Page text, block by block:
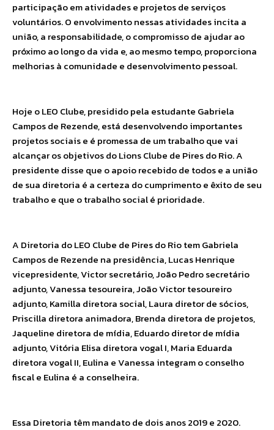
participação em atividades e projetos de serviços
voluntários. O envolvimento nessas atividades incita a
união, a responsabilidade, o compromisso de ajudar ao
próximo ao longo da vida e, ao mesmo tempo, proporciona
melhorias à comunidade e desenvolvimento pessoal.
Hoje o LEO Clube, presidido pela estudante Gabriela
Campos de Rezende, está desenvolvendo importantes
projetos sociais e é promessa de um trabalho que vai
alcançar os objetivos do Lions Clube de Pires do Rio. A
presidente disse que o apoio recebido de todos e a união
de sua diretoria é a certeza do cumprimento e êxito de seu
trabalho e que o trabalho social é prioridade.
A Diretoria do LEO Clube de Pires do Rio tem Gabriela
Campos de Rezende na presidência, Lucas Henrique
vicepresidente, Victor secretário, João Pedro secretário
adjunto, Vanessa tesoureira, João Victor tesoureiro
adjunto, Kamilla diretora social, Laura diretor de sócios,
Priscilla diretora animadora, Brenda diretora de projetos,
Jaqueline diretora de mídia, Eduardo diretor de mídia
adjunto, Vitória Elisa diretora vogal I, Maria Eduarda
diretora vogal II, Eulina e Vanessa integram o conselho
fiscal e Eulina é a conselheira.
Essa Diretoria têm mandato de dois anos 2019 e 2020.